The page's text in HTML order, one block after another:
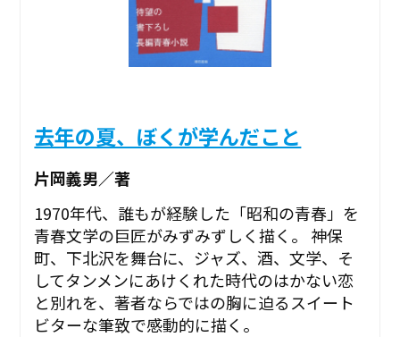
去年の夏、ぼくが学んだこと
片岡義男／著
1970年代、誰もが経験した「昭和の青春」を
青春文学の巨匠がみずみずしく描く。 神保
町、下北沢を舞台に、ジャズ、酒、文学、そ
してタンメンにあけくれた時代のはかない恋
と別れを、著者ならではの胸に迫るスイート
ビターな筆致で感動的に描く。